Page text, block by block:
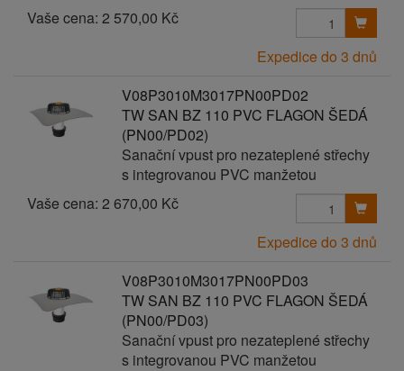
Vaše cena: 2 570,00 Kč
Expedice do 3 dnů
V08P3010M3017PN00PD02
TW SAN BZ 110 PVC FLAGON ŠEDÁ
(PN00/PD02)
Sanační vpust pro nezateplené střechy
s integrovanou PVC manžetou
Vaše cena: 2 670,00 Kč
Expedice do 3 dnů
V08P3010M3017PN00PD03
TW SAN BZ 110 PVC FLAGON ŠEDÁ
(PN00/PD03)
Sanační vpust pro nezateplené střechy
s integrovanou PVC manžetou